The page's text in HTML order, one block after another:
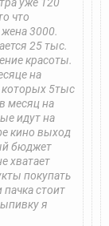
что
3000.
25 тыс.
красоты.
на
которых 5тыс
месяц на
идут на
кино выход
бюджет
хватает
покупать
стоит
я